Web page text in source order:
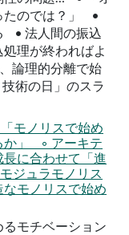
たのでは？」 •
• 法人間の振込
理が終わればよ
論理的分離で始
術の日」のスラ
モノリスで始め
か」 ◦ アーキテ
に合わせて「進
ジュラモノリス
モノリスで始め
モチベーション